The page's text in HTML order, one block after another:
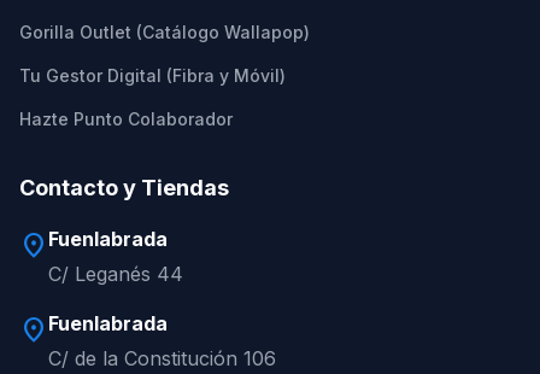
Gorilla Outlet (Catálogo Wallapop)
Tu Gestor Digital (Fibra y Móvil)
Hazte Punto Colaborador
Contacto y Tiendas
location_on Fuenlabrada
C/ Leganés 44
location_on Fuenlabrada
C/ de la Constitución 106